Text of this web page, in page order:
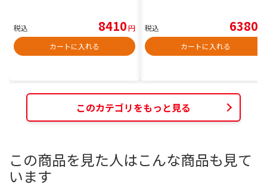
税込 8410円
カートに入れる
税込 6380
カートに入れる
このカテゴリをもっと見る
この商品を見た人はこんな商品も見て
います